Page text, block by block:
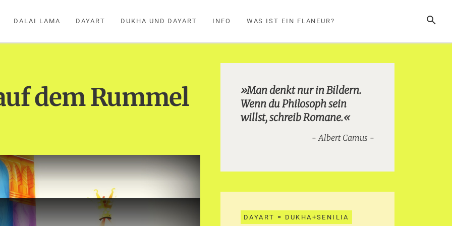
SUCHE
DALAI LAMA DAYART DUKHA UND DAYART INFO WAS IST EIN FLANEUR?
dem Rummel
»Man denkt nur in Bildern.
Wenn du Philosoph sein
willst, schreib Romane.«
Albert Camus
DAYART = DUKHA+SENILIA